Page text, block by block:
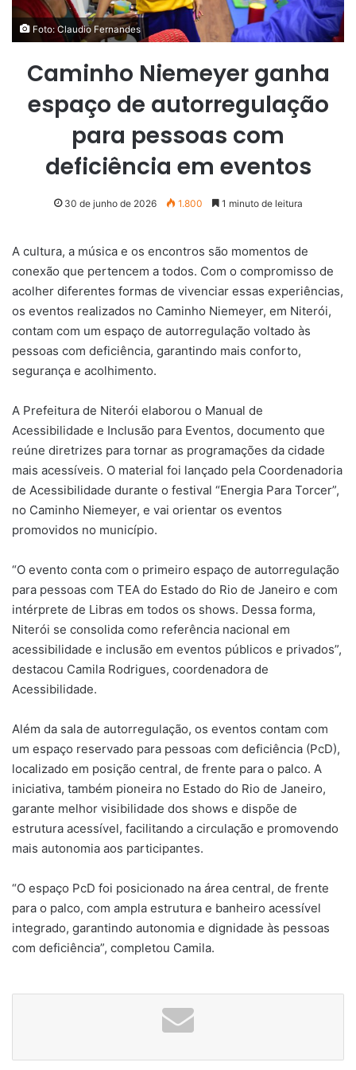
Foto: Claudio Fernandes
Caminho Niemeyer ganha
espaço de autorregulação
para pessoas com
deficiência em eventos
30 de junho de 2026 1.800 1 minuto de leitura
A cultura, a música e os encontros são momentos de
conexão que pertencem a todos. Com o compromisso de
acolher diferentes formas de vivenciar essas experiências,
os eventos realizados no Caminho Niemeyer, em Niterói,
contam com um espaço de autorregulação voltado às
pessoas com deficiência, garantindo mais conforto,
segurança e acolhimento.
A Prefeitura de Niterói elaborou o Manual de
Acessibilidade e Inclusão para Eventos, documento que
reúne diretrizes para tornar as programações da cidade
mais acessíveis. O material foi lançado pela Coordenadoria
de Acessibilidade durante o festival “Energia Para Torcer”,
no Caminho Niemeyer, e vai orientar os eventos
promovidos no município.
“O evento conta com o primeiro espaço de autorregulação
para pessoas com TEA do Estado do Rio de Janeiro e com
intérprete de Libras em todos os shows. Dessa forma,
Niterói se consolida como referência nacional em
acessibilidade e inclusão em eventos públicos e privados”,
destacou Camila Rodrigues, coordenadora de
Acessibilidade.
Além da sala de autorregulação, os eventos contam com
um espaço reservado para pessoas com deficiência (PcD),
localizado em posição central, de frente para o palco. A
iniciativa, também pioneira no Estado do Rio de Janeiro,
garante melhor visibilidade dos shows e dispõe de
estrutura acessível, facilitando a circulação e promovendo
mais autonomia aos participantes.
“O espaço PcD foi posicionado na área central, de frente
para o palco, com ampla estrutura e banheiro acessível
integrado, garantindo autonomia e dignidade às pessoas
com deficiência”, completou Camila.